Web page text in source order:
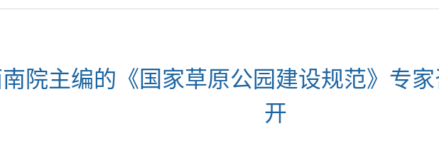
院主编的《国家草原公园建设规范》专
开